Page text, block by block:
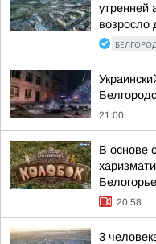
утренней
возросло
21:00
В основе
Белогорье
20:58
3